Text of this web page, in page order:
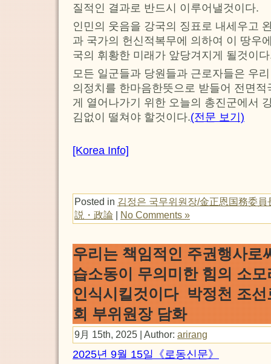
질적인 결과로 반드시 이루어낼것이다.
인민의 웃음을 강국의 징표로 내세우고
과 국가의 헌신적복무에 의하여 이 땅우
국의 휘황한 미래가 앞당겨지게 될것이
모든 일군들과 당원들과 근로자들은 우
의정치를 한마음한뜻으로 받들어 전면
게 열어나가기 위한 오늘의 총진군에서
김없이 떨쳐야 할것이다.(전문 보기)
[Korea Info]
Posted in 김정은 국무위원장/金正恩国務委員
説・政論 | No Comments »
우리는 책임적인 주권행사로
습소동이 무의미한 힘의 소
인식시킬것이다 박정천 조
회 부위원장 담화
9月 15th, 2025 | Author: arirang
2025년 9월 15일《로동신문》